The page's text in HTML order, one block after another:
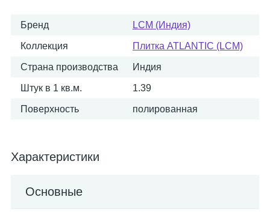
Бренд LCM (Индия)
Коллекция Плитка ATLANTIC (LCM)
Страна производства Индия
Штук в 1 кв.м. 1.39
Поверхность полированная
Характеристики
Основные